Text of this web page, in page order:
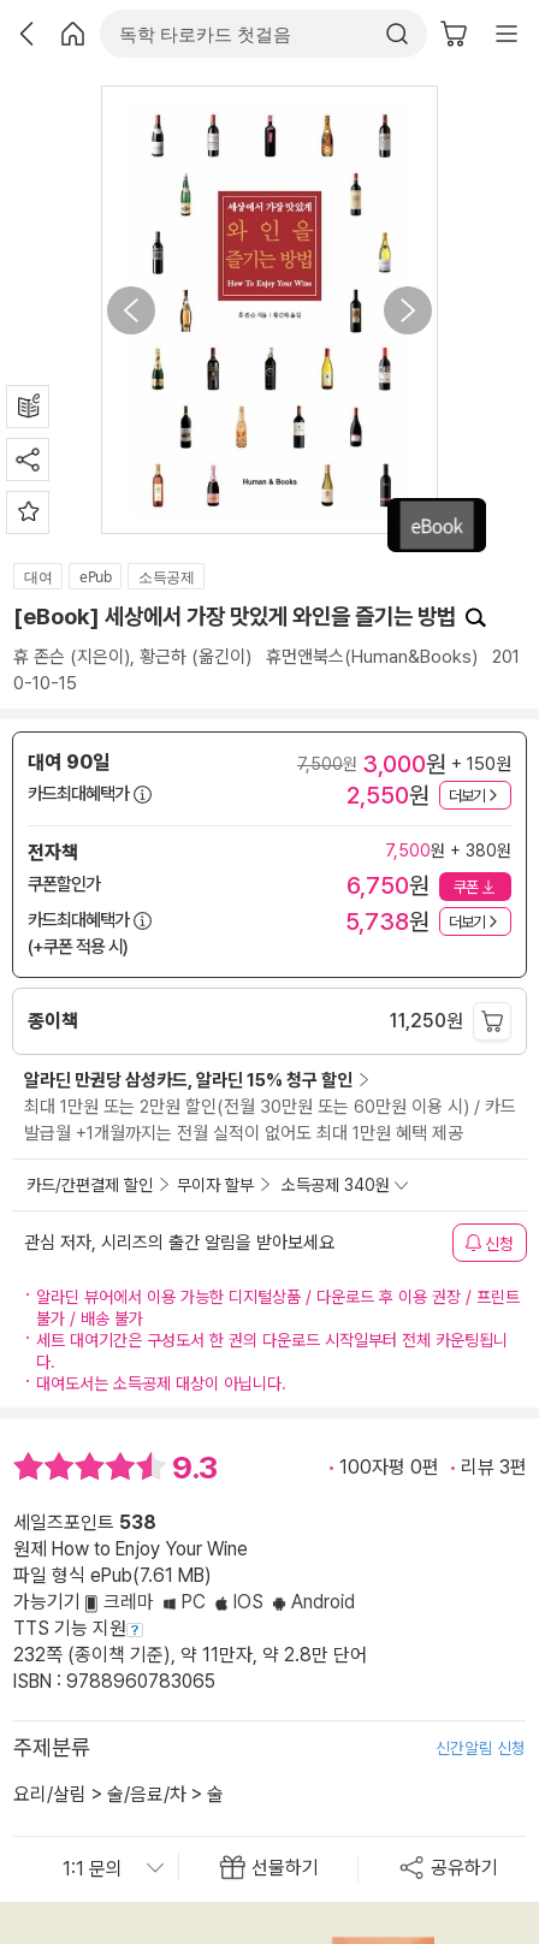
대여 ePub 소득공제
[eBook] 세상에서 가장 맛있게 와인을 즐기는 방법
휴 존슨 (지은이), 황근하 (옮긴이) 휴먼앤북스(Human&Books) 201
0-10-15
대여 90일 7,500원 3,000원 + 150원
카드최대혜택가
2,550원 더보기
전자책 7,500원 + 380원
쿠폰할인가 6,750원 쿠폰
카드최대혜택가
(+쿠폰 적용 시)
5,738원 더보기
종이책 11,250원
알라딘 만권당 삼성카드, 알라딘 15% 청구 할인
최대 1만원 또는 2만원 할인(전월 30만원 또는 60만원 이용 시) / 카드
발급월 +1개월까지는 전월 실적이 없어도 최대 1만원 혜택 제공
카드/간편결제 할인 무이자 할부 소득공제 340원
관심 저자, 시리즈의 출간 알림을 받아보세요 신청
알라딘 뷰어에서 이용 가능한 디지털상품 / 다운로드 후 이용 권장 / 프린트
불가 / 배송 불가
세트 대여기간은 구성도서 한 권의 다운로드 시작일부터 전체 카운팅됩니
다.
대여도서는 소득공제 대상이 아닙니다.
9.3 100자평 0편 리뷰 3편
세일즈포인트 538
원제 How to Enjoy Your Wine
파일 형식 ePub(7.61 MB)
가능기기
크레마 PC IOS
Android
TTS 기능 지원
232쪽 (종이책 기준), 약 11만자, 약 2.8만 단어
ISBN : 9788960783065
주제분류 신간알림 신청
요리/살림 > 술/음료/차 > 술
선물하기 공유하기